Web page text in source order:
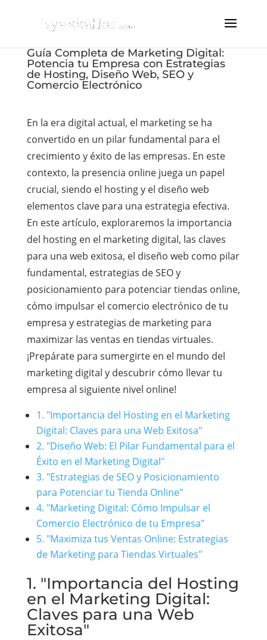
Guía Completa de Marketing Digital:
Potencia tu Empresa con Estrategias
de Hosting, Diseño Web, SEO y
Comercio Electrónico
En la era digital actual, el marketing se ha
convertido en un pilar fundamental para el
crecimiento y éxito de las empresas. En este
contexto, la presencia online juega un papel
crucial, siendo el hosting y el diseño web
elementos clave para una estrategia efectiva.
En este artículo, exploraremos la importancia
del hosting en el marketing digital, las claves
para una web exitosa, el diseño web como pilar
fundamental, estrategias de SEO y
posicionamiento para potenciar tiendas online,
cómo impulsar el comercio electrónico de tu
empresa y estrategias de marketing para
maximizar las ventas en tiendas virtuales.
¡Prepárate para sumergirte en el mundo del
marketing digital y descubrir cómo llevar tu
empresa al siguiente nivel online!
1. "Importancia del Hosting en el Marketing
Digital: Claves para una Web Exitosa"
2. "Diseño Web: El Pilar Fundamental para el
Éxito en el Marketing Digital"
3. "Estrategias de SEO y Posicionamiento
para Potenciar tu Tienda Online"
4. "Marketing Digital: Cómo Impulsar el
Comercio Electrónico de tu Empresa"
5. "Maximiza tus Ventas Online: Estrategias
de Marketing para Tiendas Virtuales"
1. "Importancia del Hosting
en el Marketing Digital:
Claves para una Web
Exitosa"